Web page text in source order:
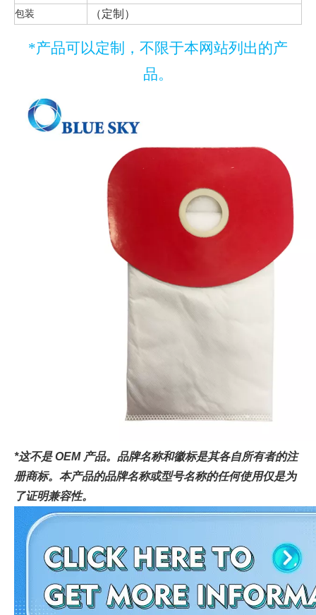
包装 （定制）
*产品可以定制，不限于本网站列出的产
品。
*这不是 OEM 产品。品牌名称和徽标是其各自所有者的注
册商标。本产品的品牌名称或型号名称的任何使用仅是为
了证明兼容性。